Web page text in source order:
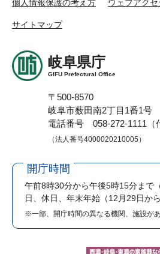
個人情報保護の考え方 ウェブアク
サイトマップ
岐阜県庁
GIFU Prefectural Office
〒500-8570
岐阜市薮田南2丁目1番1号
電話番号 058-272-1111（
（法人番号4000020210005）
開庁時間
午前8時30分から午後5時15分まで
日、休日、年末年始（12月29日か
※一部、開庁時間の異なる機関、施設があ